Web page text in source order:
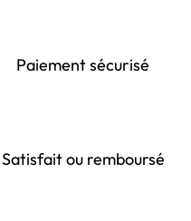
Paiement sécurisé
Satisfait ou remboursé